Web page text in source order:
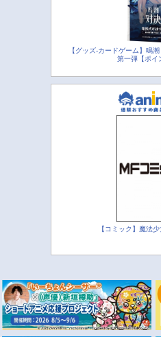
【グッズ-カードゲーム】鳴
第一弾【ポイ
【コミック】魔法